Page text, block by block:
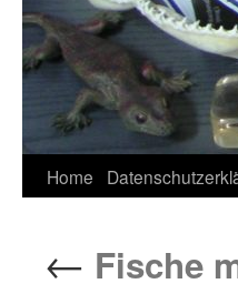
Home
← Fische